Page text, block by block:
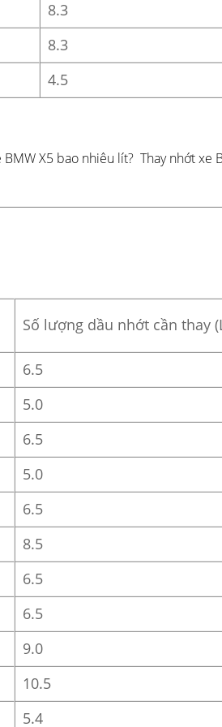
8.3
8.3
4.5
X5 bao nhiêu lít? Thay nhớt xe
Số lượng dầu nhớt cần thay
6.5
5.0
6.5
5.0
6.5
8.5
6.5
6.5
9.0
10.5
5.4